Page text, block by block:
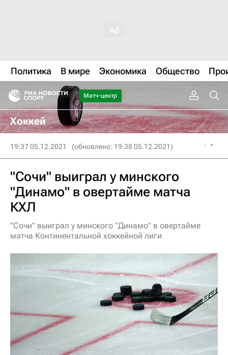
Политика В мире Экономика Общество
Матч-центр
Хоккей
19:37 05.12.2021 (обновлено: 19:38 05.12.2021)
"Сочи" выиграл у минского
"Динамо" в овертайме матча
КХЛ
"Сочи" выиграл у минского "Динамо" в овертайме
матча Континентальной хоккейной лиги